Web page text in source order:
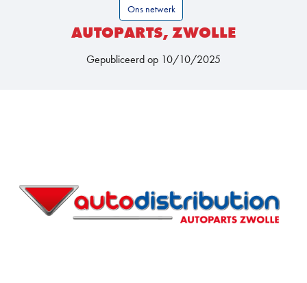
Ons netwerk
AUTOPARTS, ZWOLLE
Gepubliceerd op 10/10/2025